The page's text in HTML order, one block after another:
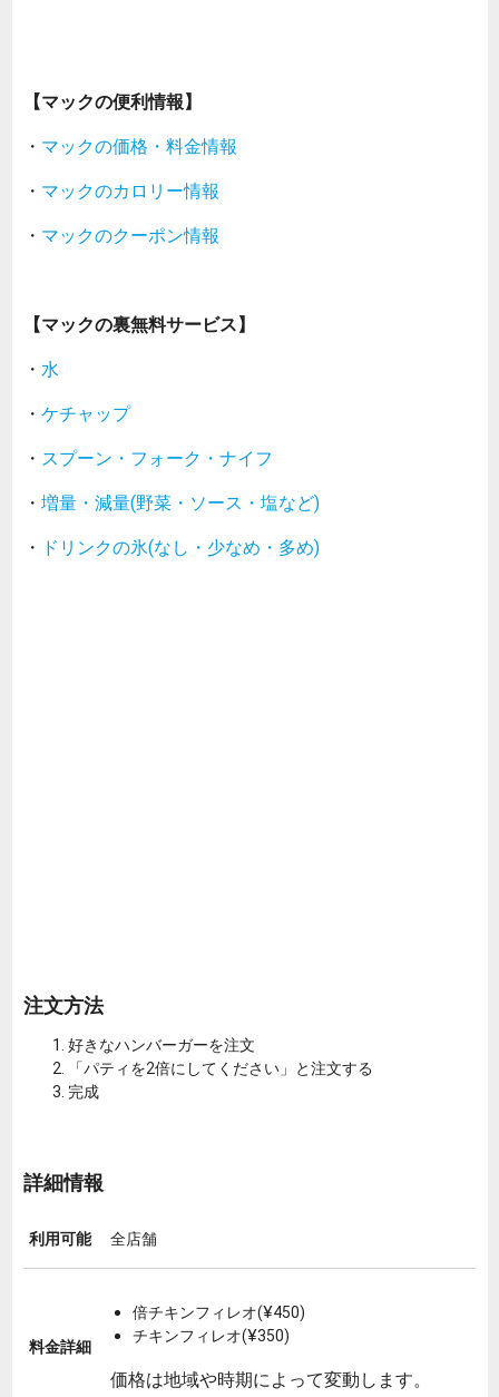
【マックの便利情報】
・ マックの価格・料金情報
・ マックのカロリー情報
・ マックのクーポン情報
【マックの裏無料サービス】
・ 水
・ ケチャップ
・ スプーン・フォーク・ナイフ
・ 増量・減量(野菜・ソース・塩など)
・ ドリンクの氷(なし・少なめ・多め)
注文方法
好きなハンバーガーを注文
「パティを2倍にしてください」と注文する
完成
詳細情報
利用可能 全店舗
料金詳細
倍チキンフィレオ(¥450)
チキンフィレオ(¥350)
価格は地域や時期によって変動します。